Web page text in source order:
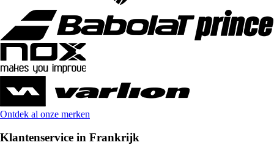
Ontdek al onze merken
Klantenservice in Frankrijk